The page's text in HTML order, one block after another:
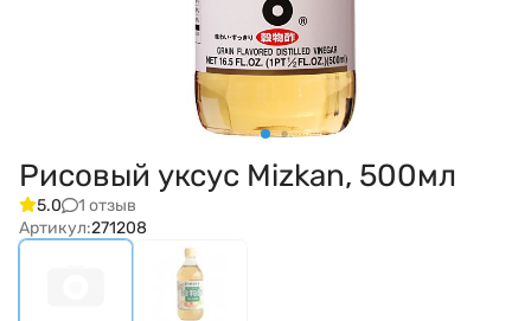
Рисовый уксус Mizkan, 500мл
5.0
1 отзыв
Артикул:271208